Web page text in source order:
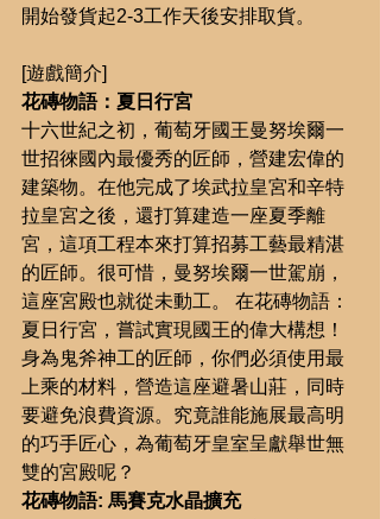
開始發貨起2-3工作天後安排取貨。
[遊戲簡介]
花磚物語：夏日行宮
十六世紀之初，葡萄牙國王曼努埃爾一
世招徠國內最優秀的匠師，營建宏偉的
建築物。在他完成了埃武拉皇宮和辛特
拉皇宮之後，還打算建造一座夏季離
宮，這項工程本來打算招募工藝最精湛
的匠師。很可惜，曼努埃爾一世駕崩，
這座宮殿也就從未動工。 在花磚物語：
夏日行宮，嘗試實現國王的偉大構想！
身為鬼斧神工的匠師，你們必須使用最
上乘的材料，營造這座避暑山莊，同時
要避免浪費資源。究竟誰能施展最高明
的巧手匠心，為葡萄牙皇室呈獻舉世無
雙的宮殿呢？
花磚物語: 馬賽克水晶擴充